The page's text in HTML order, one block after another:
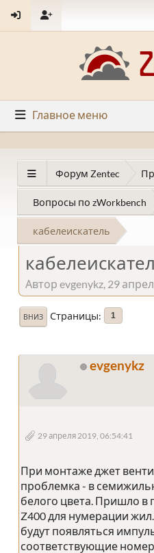
Главное меню
Форум Zentec
Вопросы по zWorkbench
кабелеискатель
Автор evgenykz, 29
ВНИЗ Страницы 1
evgenykz
29 апреля 2019, 06:54:41
При монтаже джет
проблемка - в
белого цвета. Пришло в
Z400 для нумерации
будут появляться
соответствующие